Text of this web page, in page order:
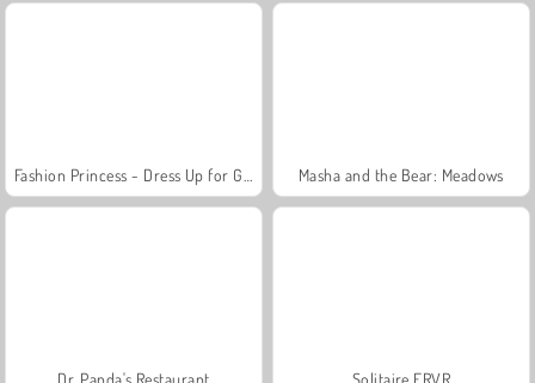
Masha and the Bear: Meadows
Dr. Panda's Restaurant Solitaire FRVR